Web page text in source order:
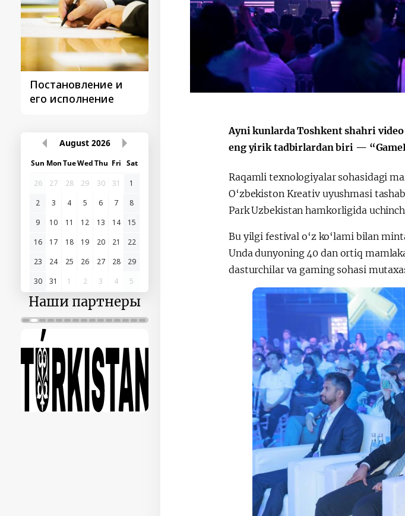
Постановление и
его исполнение
Поручение
August 2026
Sun MonTueWedThu Fri Sat
26
27 28 29 30 31
1
2
3 4 5 6 7
8
9
10 11 12 13 14
15
16
17 18 19 20 21
22
23
24 25 26 27 28
29
30
31 1 2 3 4 5
Наши партнеры
Ayni kunlarda Toshkent shahri
eng yirik tadbirlardan biri —
Raqamli texnologiyalar sohasidagi
O‘zbekiston Kreativ uyushmasi
Park Uzbekistan hamkorligida
Bu yilgi festival o‘z ko‘lami bilan
Unda dunyoning 40 dan ortiq
dasturchilar va gaming sohasi